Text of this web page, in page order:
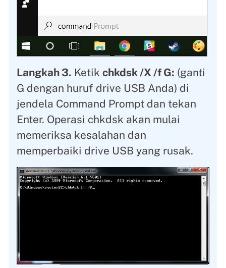
Langkah 3. Ketik chkdsk /X /f G: (ganti
G dengan huruf drive USB Anda) di
jendela Command Prompt dan tekan
Enter. Operasi chkdsk akan mulai
memeriksa kesalahan dan
memperbaiki drive USB yang rusak.